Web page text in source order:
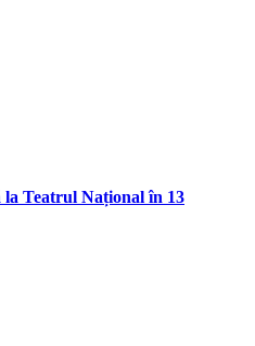
Teatrul Național în 13